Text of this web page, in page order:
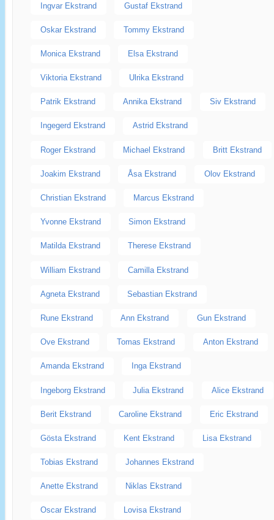
Ingvar Ekstrand Gustaf Ekstrand
Oskar Ekstrand Tommy Ekstrand
Monica Ekstrand Elsa Ekstrand
Viktoria Ekstrand Ulrika Ekstrand
Patrik Ekstrand Annika Ekstrand Siv Ekstrand
Ingegerd Ekstrand Astrid Ekstrand
Roger Ekstrand Michael Ekstrand Britt Ekstrand
Joakim Ekstrand Åsa Ekstrand Olov Ekstrand
Christian Ekstrand Marcus Ekstrand
Yvonne Ekstrand Simon Ekstrand
Matilda Ekstrand Therese Ekstrand
William Ekstrand Camilla Ekstrand
Agneta Ekstrand Sebastian Ekstrand
Rune Ekstrand Ann Ekstrand Gun Ekstrand
Ove Ekstrand Tomas Ekstrand Anton Ekstrand
Amanda Ekstrand Inga Ekstrand
Ingeborg Ekstrand Julia Ekstrand Alice Ekstrand
Berit Ekstrand Caroline Ekstrand Eric Ekstrand
Gösta Ekstrand Kent Ekstrand Lisa Ekstrand
Tobias Ekstrand Johannes Ekstrand
Anette Ekstrand Niklas Ekstrand
Oscar Ekstrand Lovisa Ekstrand